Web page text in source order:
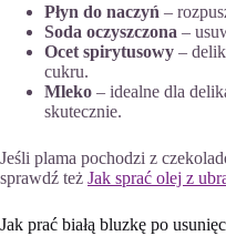
Płyn do naczyń –
Soda oczyszczona –
Ocet spirytusowy –
cukru.
Mleko – idealne dla
skutecznie.
Jeśli plama pochodzi z
sprawdź też Jak sprać olej z
Jak prać białą bluzkę po